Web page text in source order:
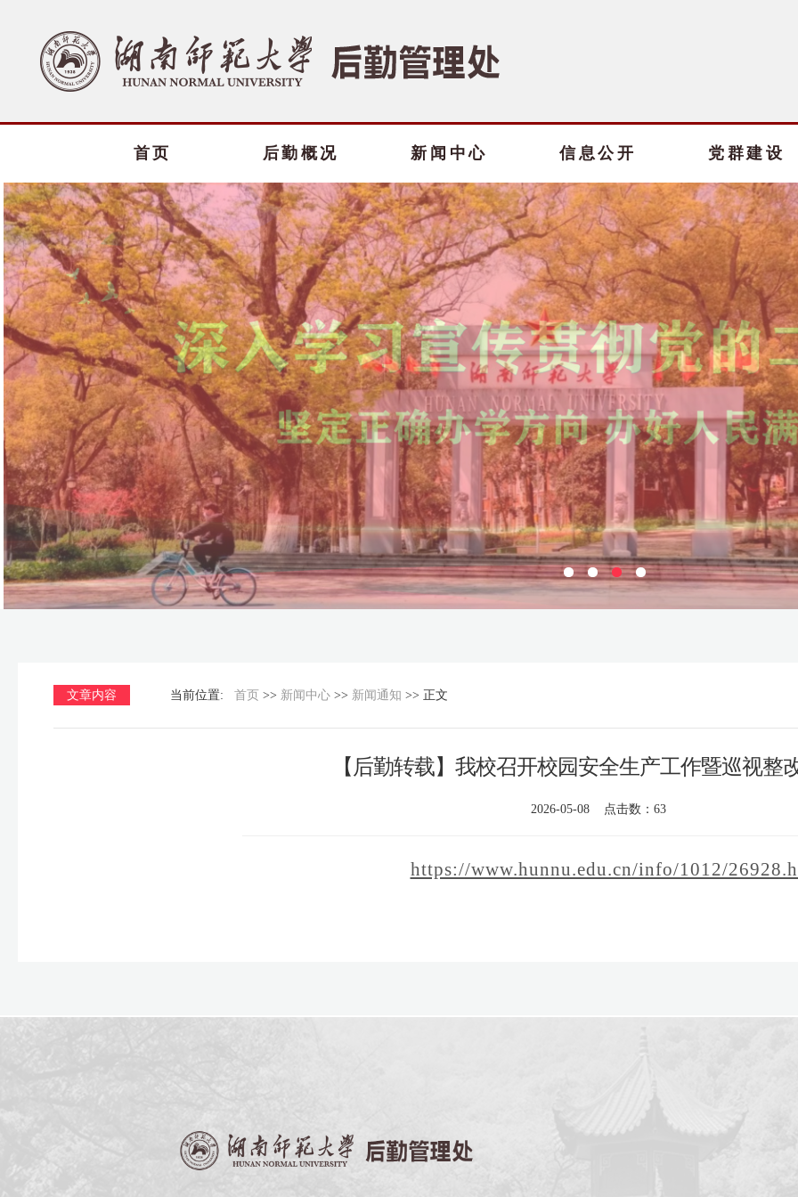
首页 后勤概况 新闻中心 信息公开 党群建设
文章内容 当前位置: 首页 >> 新闻中心 >> 新闻通知 >> 正文
【后勤转载】我校召开校园安全生产工作暨巡视整
2026-05-08 点击数： 63
https://www.hunnu.edu.cn/info/1012/